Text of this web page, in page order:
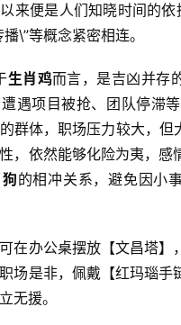
来便是人们知晓时间的依
\”等概念紧密相连。
生肖鸡而言，是吉凶并存
遇项目被抢、团队停滞
群体，职场压力较大，但
，依然能够化险为夷，感
的相冲关系，避免因小
在办公桌摆放【文昌塔】
场是非，佩戴【红玛瑙手
无援。